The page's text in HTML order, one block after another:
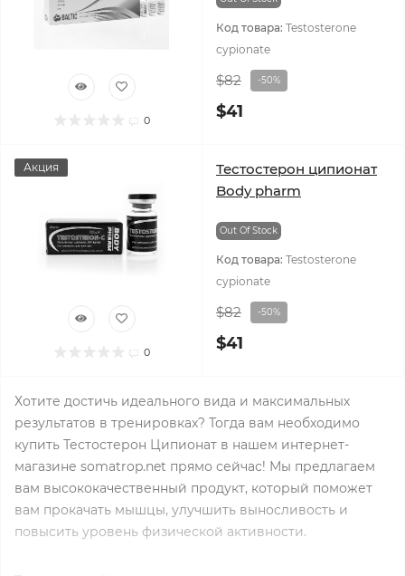
0
Код товара: Testosterone
cypionate
$82 -50%
$41
Акция
0
Тестостерон ципионат
Body pharm
Out Of Stock
Код товара: Testosterone
cypionate
$82 -50%
$41
Хотите достичь идеального вида и максимальных
результатов в тренировках? Тогда вам необходимо
купить Тестостерон Ципионат в нашем интернет-
магазине somatrop.net прямо сейчас! Мы предлагаем
вам высококачественный продукт, который поможет
вам прокачать мышцы, улучшить выносливость и
повысить уровень физической активности.